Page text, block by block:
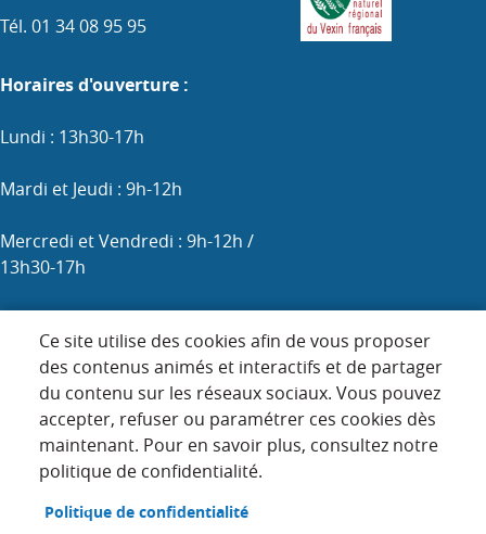
Ce site utilise des cookies afin de vous proposer
des contenus animés et interactifs et de partager
du contenu sur les réseaux sociaux. Vous pouvez
accepter, refuser ou paramétrer ces cookies dès
maintenant. Pour en savoir plus, consultez notre
politique de confidentialité.
Politique de confidentialité
Tél. 01 34 08 95 95
Horaires d'ouverture :
Lundi : 13h30-17h
Mardi et Jeudi : 9h-12h
Mercredi et Vendredi : 9h-12h /
13h30-17h
Menu
Pied
page
ACCUEIL
PLAN DU SITE
CONTACT